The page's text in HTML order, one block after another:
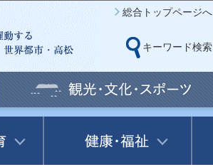
このページの本文へ移動
総合トップページへ
キーワード検索